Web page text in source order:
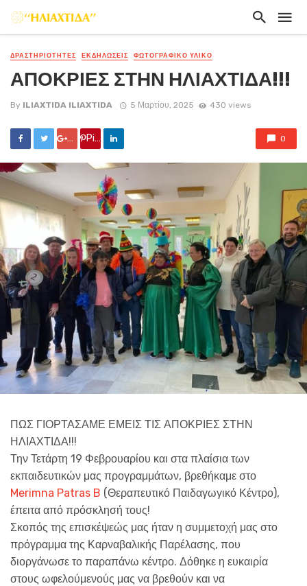
ΔΡΑΣΤΗΡΙΟΤΗΤΕΣ ΕΚΔΗΛΏΣΕΙΣ ΦΩΤΟΓΡΑΦΙΚΟ ΥΛΙΚΟ
ΑΠΟΚΡΙΕΣ ΣΤΗΝ ΗΛΙΑΧΤΙΔΑ!!!
By ILIAXTIDA ILIAXTIDA 5 Μαρτίου, 2025 430 views
Google +
Pin it 0
ΠΩΣ ΓΙΟΡΤΑΣΑΜΕ ΕΜΕΙΣ ΤΙΣ ΑΠΟΚΡΙΕΣ ΣΤΗΝ
ΗΛΙΑΧΤΙΔΑ!!!
Την Τετάρτη 19 Φεβρουαρίου και στα πλαίσια των
εκπαιδευτικών μας προγραμμάτων, βρεθήκαμε στο
Merimna Patras B (Θεραπευτικό Παιδαγωγικό Κέντρο),
έπειτα από πρόσκλησή τους!
Σκοπός της επισκέψεώς μας ήταν η συμμετοχή μας στο
πρόγραμμα της Καρναβαλικής Παρέλασης, που
διοργάνωσε το παραπάνω κέντρο. Δόθηκε η ευκαιρία
στους ωφελούμενούς μας να βρεθούν και να